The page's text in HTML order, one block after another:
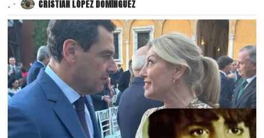
. CRISTIAN LÓPEZ DOMÍNGUEZ